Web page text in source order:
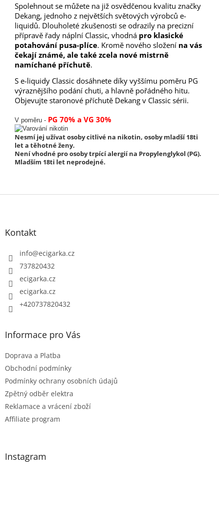
Spolehnout se můžete na již osvědčenou kvalitu značky
Dekang, jednoho z největších světových výrobců e-
liquidů. Dlouholeté zkušenosti se odrazily na precizní
přípravě řady náplní Classic, vhodná pro klasické
potahování pusa-plíce. Kromě nového složení na vás
čekají známé, ale také zcela nové mistrně
namíchané příchutě.
S e-liquidy Classic dosáhnete díky vyššímu poměru PG
výraznějšího podání chuti, a hlavně pořádného hitu.
Objevujte staronové příchutě Dekang v Classic sérii.
V poměru - PG 70% a VG 30%
Nesmí jej užívat osoby citlivé na nikotin, osoby mladší 18ti
let a těhotné ženy.
Není vhodné pro osoby trpící alergií na Propylenglykol (PG).
Mladším 18ti let neprodejné.
Kontakt
info@ecigarka.cz
737820432
ecigarka.cz
ecigarka.cz
+420737820432
Informace pro Vás
Doprava a Platba
Obchodní podmínky
Podmínky ochrany osobních údajů
Zpětný odběr elektra
Reklamace a vrácení zboží
Affiliate program
Instagram